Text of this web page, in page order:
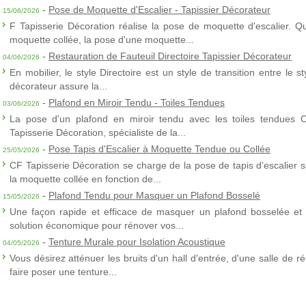
15/06/2026 - Pose de Moquette d'Escalier - Tapissier Décorateur
F Tapisserie Décoration réalise la pose de moquette d'escalier.
moquette collée, la pose d'une moquette...
04/06/2026 - Restauration de Fauteuil Directoire Tapissier Décorateur
En mobilier, le style Directoire est un style de transition entre le
décorateur assure la...
03/06/2026 - Plafond en Miroir Tendu - Toiles Tendues
La pose d'un plafond en miroir tendu avec les toiles tendues
Tapisserie Décoration, spécialiste de la...
25/05/2026 - Pose Tapis d'Escalier à Moquette Tendue ou Collée
CF Tapisserie Décoration se charge de la pose de tapis
la moquette collée en fonction de...
15/05/2026 - Plafond Tendu pour Masquer un Plafond Bosselé
Une façon rapide et efficace de masquer un plafond bosselée
solution économique pour rénover vos...
04/05/2026 - Tenture Murale pour Isolation Acoustique
Vous désirez atténuer les bruits d'un hall d'entrée, d'une salle de
faire poser une tenture...